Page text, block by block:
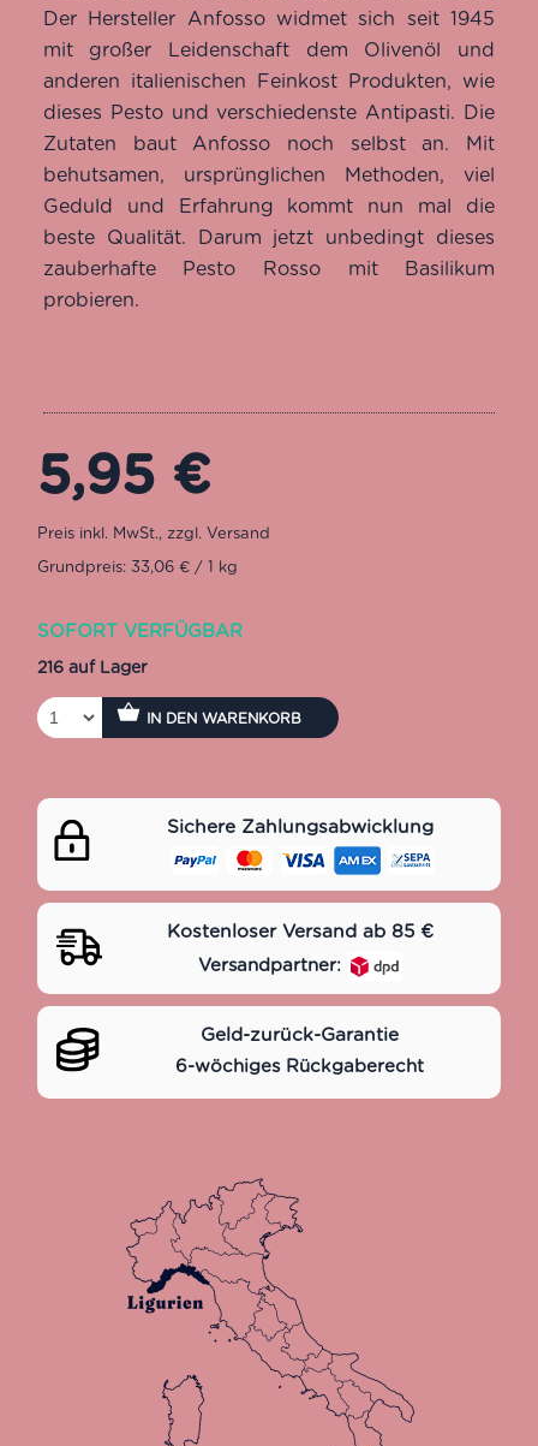
Der Hersteller Anfosso widmet sich seit 1945
mit großer Leidenschaft dem Olivenöl und
anderen italienischen Feinkost Produkten, wie
dieses Pesto und verschiedenste Antipasti. Die
Zutaten baut Anfosso noch selbst an. Mit
behutsamen, ursprünglichen Methoden, viel
Geduld und Erfahrung kommt nun mal die
beste Qualität. Darum jetzt unbedingt dieses
zauberhafte Pesto Rosso mit Basilikum
probieren.
5,95 €
Grundpreis: 33,06 € / 1 kg
SOFORT VERFÜGBAR
216 auf Lager
IN DEN WARENKORB
Sichere Zahlungsabwicklung
Kostenloser Versand ab 85 €
Versandpartner:
Geld-zurück-Garantie
6-wöchiges Rückgaberecht